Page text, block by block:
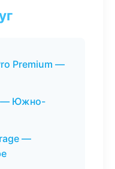
Premium —
— Южно-
—